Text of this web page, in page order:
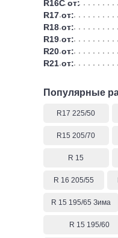
R16C от:
R17 от:
R18 от:
R19 от:
R20 от:
R21 от:
Популярные
R17 225/50
R15 205/70
R 15
R 16 205/55
R 15 195/65 Зима
R 15 195/60